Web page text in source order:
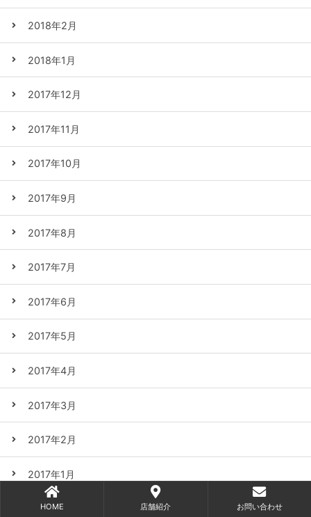
2018年2月
2018年1月
2017年12月
2017年11月
2017年10月
2017年9月
2017年8月
2017年7月
2017年6月
2017年5月
2017年4月
2017年3月
2017年2月
2017年1月
2016年12月
HOME 店舗紹介 お問い合わせ